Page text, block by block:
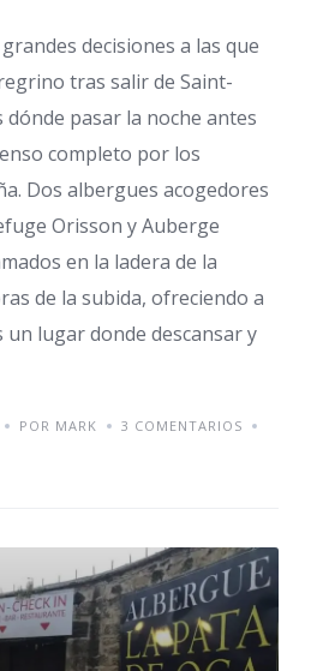
decisiones a las que
tras salir de Saint-
dónde pasar la noche antes
completo por los
Dos albergues acogedores
Orisson y Auberge
en la ladera de la
de la subida, ofreciendo a
un lugar donde descansar y
POR MARK
3 COMENTARIOS